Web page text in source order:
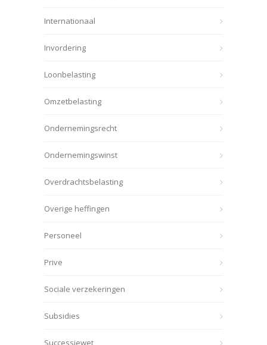
Internationaal
Invordering
Loonbelasting
Omzetbelasting
Ondernemingsrecht
Ondernemingswinst
Overdrachtsbelasting
Overige heffingen
Personeel
Prive
Sociale verzekeringen
Subsidies
Successiewet